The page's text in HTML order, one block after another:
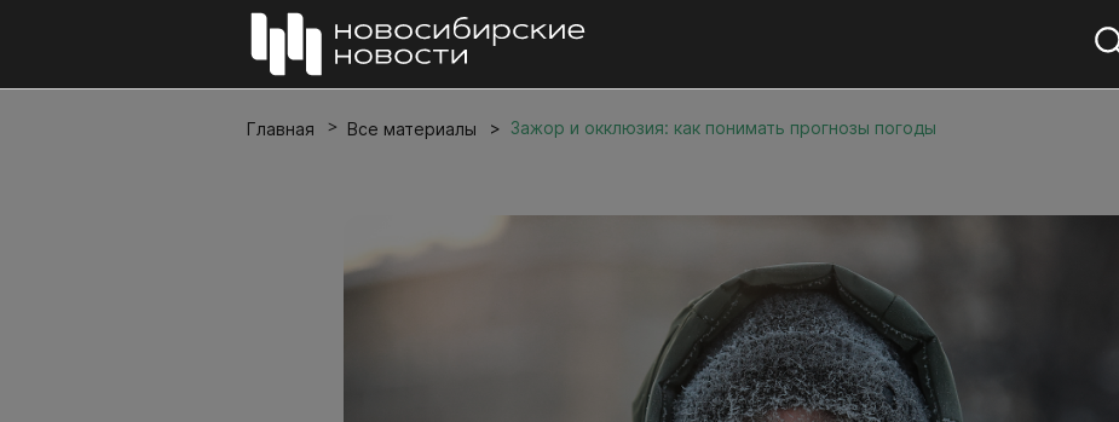
Главная Все материалы Зажор и окклюзия: как понимать прогнозы погоды